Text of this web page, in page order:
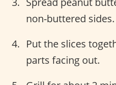
non-buttered sides.
Put the slices
parts facing out.